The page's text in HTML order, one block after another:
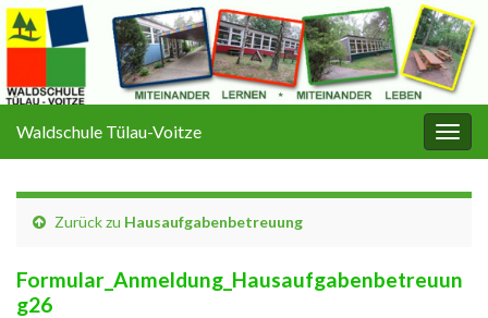
Waldschule Tülau-Voitze
Zurück zu Hausaufgabenbetreuung
Formular_Anmeldung_Hausaufgabenbetreuun
g26